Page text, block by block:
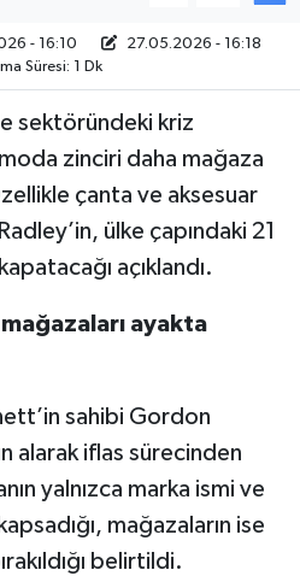
- 16:10
27.05.2026 - 16:18
Süresi: 1 Dk
sektöründeki kriz
zinciri daha mağaza
çanta ve aksesuar
ülke çapındaki 21
açıklandı.
ayakta
sahibi Gordon
alarak iflas sürecinden
yalnızca marka ismi ve
mağazaların ise
belirtildi.